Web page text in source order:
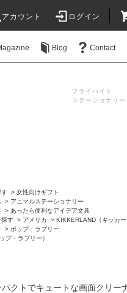
アカウント ログイン
Blog Contact
フライハイト
ステーショナリ
す > 女性向けギフト
> アニマルステーショナリー
> あったら便利なアイデア文具
探す > アメリカ > KIKKERLAND（キッカー
> ポップ・ラブリー
プ・ラブリー）
クトでキュートな画面クリー